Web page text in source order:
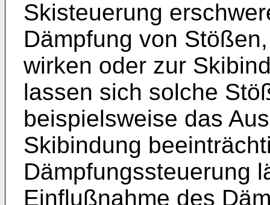
Skisteuerung
Dämpfung von
wirken oder zur
lassen sich solche
beispielsweise das
Skibindung
Dämpfungssteuerung
Einflußnahme des